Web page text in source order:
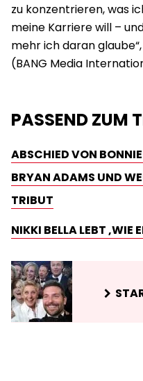
zu konzentrieren, was
meine Karriere will –
mehr ich daran
PASSEND ZUM
ABSCHIED VON
BRYAN ADAMS UND
TRIBUT
NIKKI BELLA LEBT ‚WIE